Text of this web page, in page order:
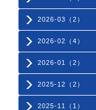
2026-03（2）
2026-02（4）
2026-01（2）
2025-12（2）
2025-11（1）